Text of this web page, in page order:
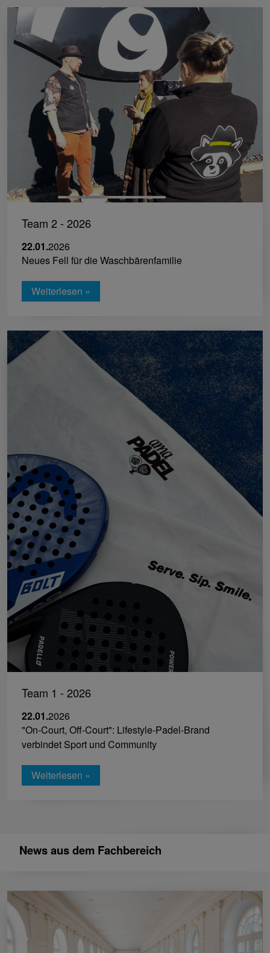
Team 2 - 2026
22.01.2026
Neues Fell für die Waschbärenfamilie
Weiterlesen »
Team 1 - 2026
22.01.2026
"On-Court, Off-Court": Lifestyle-Padel-Brand
verbindet Sport und Community
Weiterlesen »
News aus dem Fachbereich